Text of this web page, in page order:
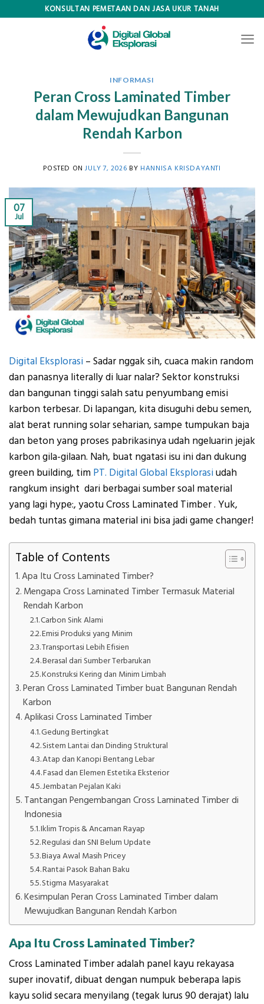
KONSULTAN PEMETAAN DAN JASA UKUR TANAH
INFORMASI
Peran Cross Laminated Timber
dalam Mewujudkan Bangunan
Rendah Karbon
POSTED ONJULY 7, 2026 BY HANNISA KRISDAYANTI
07
Jul
Digital Eksplorasi – Sadar nggak sih, cuaca makin random
dan panasnya literally di luar nalar? Sektor konstruksi
dan bangunan tinggi salah satu penyumbang emisi
karbon terbesar. Di lapangan, kita disuguhi debu semen,
alat berat running solar seharian, sampe tumpukan baja
dan beton yang proses pabrikasinya udah ngeluarin jejak
karbon gila-gilaan. Nah, buat ngatasi isu ini dan dukung
green building, tim PT. Digital Global Eksplorasiudah
rangkum insight dari berbagai sumber soal material
yang lagi hype:, yaotuCross Laminated Timber. Yuk,
bedah tuntas gimana material ini bisa jadi game changer!
Table of Contents
Apa Itu Cross Laminated Timber?
Mengapa Cross Laminated Timber Termasuk Material
Rendah Karbon
Carbon Sink Alami
Emisi Produksi yang Minim
Transportasi Lebih Efisien
Berasal dari Sumber Terbarukan
Konstruksi Kering dan Minim Limbah
Peran Cross Laminated Timber buat Bangunan Rendah
Karbon
Aplikasi Cross Laminated Timber
Gedung Bertingkat
Sistem Lantai dan Dinding Struktural
Atap dan Kanopi Bentang Lebar
Fasad dan Elemen Estetika Eksterior
Jembatan Pejalan Kaki
Tantangan Pengembangan Cross Laminated Timber di
Indonesia
Iklim Tropis & Ancaman Rayap
Regulasi dan SNI Belum Update
Biaya Awal Masih Pricey
Rantai Pasok Bahan Baku
Stigma Masyarakat
Kesimpulan Peran Cross Laminated Timber dalam
Mewujudkan Bangunan Rendah Karbon
Apa Itu Cross Laminated Timber?
Cross Laminated Timber adalah panel kayu rekayasa
super inovatif, dibuat dengan numpuk beberapa lapis
kayu solid secara menyilang (tegak lurus 90 derajat) lalu